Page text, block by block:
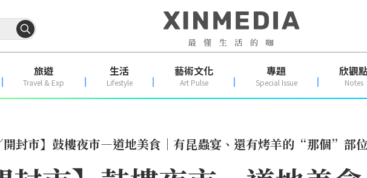
旅遊
Travel & Exp
生活
Lifestyle
藝術文化
Art Pulse
專題
Special Issue
欣觀點
Notes
開封市】鼓樓夜市—道地美食｜有昆蟲宴、還有烤羊的“那個”部